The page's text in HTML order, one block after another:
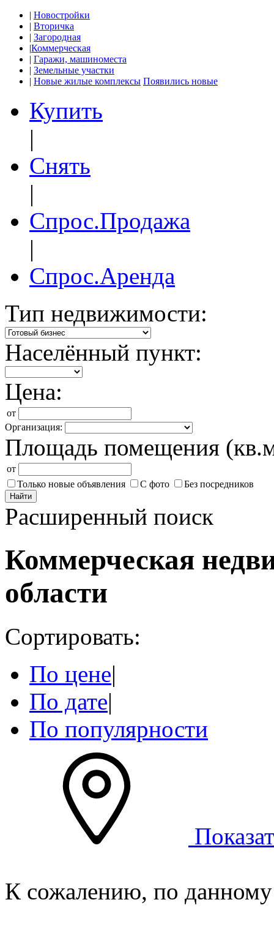
| Новостройки
| Вторичка
| Загородная
|Коммерческая
| Гаражи, машиноместа
| Земельные участки
| Новые жилые комплексы Появились новые
Купить
|
Снять
|
Спрос.Продажа
|
Спрос.Аренда
Тип недвижимости:
Населённый пункт:
Цена:
от
Организация:
Площадь помещения
от
Только новые объявления
С фото Без посредников
Найти
Расширенный поиск
Коммерческая
области
Сортировать:
По цене|
По дате|
По популярности
К сожалению, по данному